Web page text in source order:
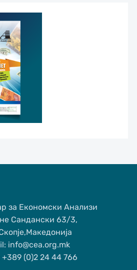
за Економски Анализи
Сандански 63/3,
info@cea.org.mk
(0)2 24 44 766